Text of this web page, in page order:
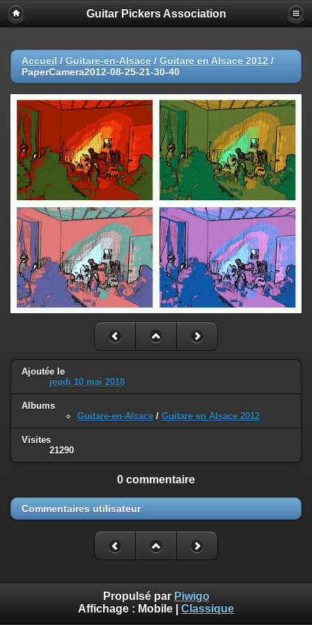
Guitar Pickers Association
Accueil / Guitare-en-Alsace / Guitare en Alsace 2012 /
PaperCamera2012-08-25-21-30-40
Ajoutée le
jeudi 10 mai 2018
Albums
Guitare-en-Alsace / Guitare en Alsace 2012
Visites
21290
0 commentaire
Commentaires utilisateur
Propulsé par Piwigo
Affichage : Mobile Classique